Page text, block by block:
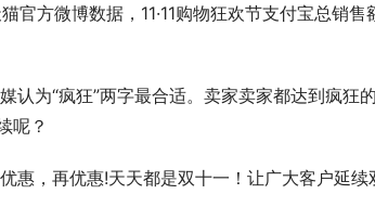
方微博数据，11·11购物狂欢节支付宝总销售
为“疯狂”两字最合适。卖家卖家都达到疯狂
呢？
，再优惠!天天都是双十一！让广大客户延续